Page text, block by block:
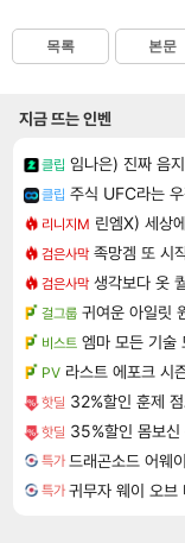
목록 본문
지금 뜨는 인벤
클립 임나은) 진짜 음
클립 주식 UFC라는
리니지M 린엠X) 세상
검은사막 족망겜 또 시
검은사막 생각보다 옷
걸그룹 귀여운 아일릿
비스트 엠마 모든 기술
PV 라스트 에포크 시
핫딜 32%할인 훈제
핫딜 35%할인 몸보
특가
특가